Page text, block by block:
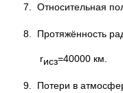
7. Относительная
8. Протяжённость
rисз=40000 км.
9. Потери в